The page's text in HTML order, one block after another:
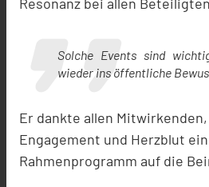
Resonanz bei allen
Solche Events sind
wieder ins öffentliche
Er dankte allen
Engagement und Herzblut
Rahmenprogramm auf die